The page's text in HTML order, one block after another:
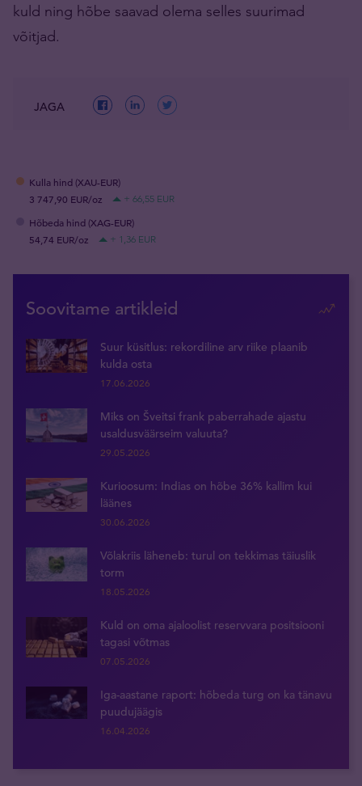
kuld ning hõbe saavad olema selles suurimad
võitjad.
JAGA
Kulla hind (XAU-EUR)
3 747,90 EUR/oz
+ 66,55 EUR
Hõbeda hind (XAG-EUR)
54,74 EUR/oz
+ 1,36 EUR
Soovitame artikleid
Suur küsitlus: rekordiline arv riike plaanib
kulda osta
17.06.2026
Miks on Šveitsi frank paberrahade ajastu
usaldusväärseim valuuta?
29.05.2026
Kurioosum: Indias on hõbe 36% kallim kui
läänes
30.06.2026
Võlakriis läheneb: turul on tekkimas täiuslik
torm
18.05.2026
Kuld on oma ajaloolist reservvara positsiooni
tagasi võtmas
07.05.2026
Iga-aastane raport: hõbeda turg on ka tänavu
puudujäägis
16.04.2026